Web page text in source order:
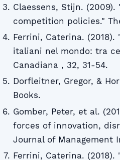
Claessens, Stijn.
competition policies."
Ferrini, Caterina.
italiani nel mondo: tra
Canadiana , 32, 31-54.
Dorfleitner, Gregor, &
Books.
Gomber, Peter, et al.
forces of innovation,
Journal of Management
Ferrini, Caterina.